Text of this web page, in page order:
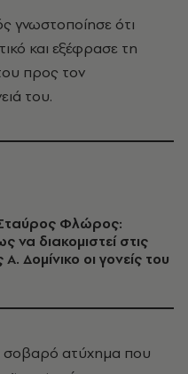
γνωστοποίησε ότι
και εξέφρασε τη
προς τον
του.
Φλώρος:
να διακομιστεί στις
Δομίνικο οι γονείς του
σοβαρό ατύχημα που